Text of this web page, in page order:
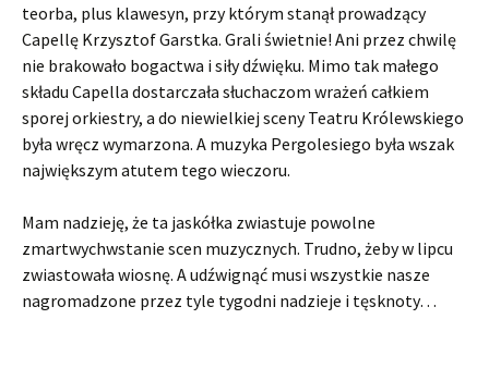
teorba, plus klawesyn, przy którym stanął prowadzący
Capellę Krzysztof Garstka. Grali świetnie! Ani przez chwilę
nie brakowało bogactwa i siły dźwięku. Mimo tak małego
składu Capella dostarczała słuchaczom wrażeń całkiem
sporej orkiestry, a do niewielkiej sceny Teatru Królewskiego
była wręcz wymarzona. A muzyka Pergolesiego była wszak
największym atutem tego wieczoru.
Mam nadzieję, że ta jaskółka zwiastuje powolne
zmartwychwstanie scen muzycznych. Trudno, żeby w lipcu
zwiastowała wiosnę. A udźwignąć musi wszystkie nasze
nagromadzone przez tyle tygodni nadzieje i tęsknoty…